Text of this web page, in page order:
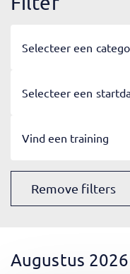
Selecteer een
Selecteer een
Remove filters
Augustus 2026